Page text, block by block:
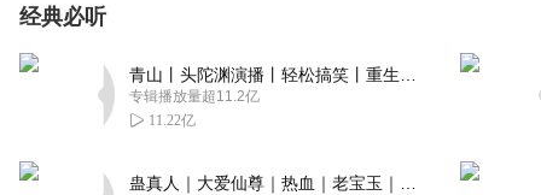
经典必听
专辑播放量超11.2亿
11.22亿